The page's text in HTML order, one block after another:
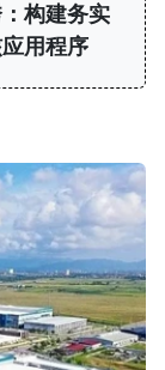
构建务实
用程序